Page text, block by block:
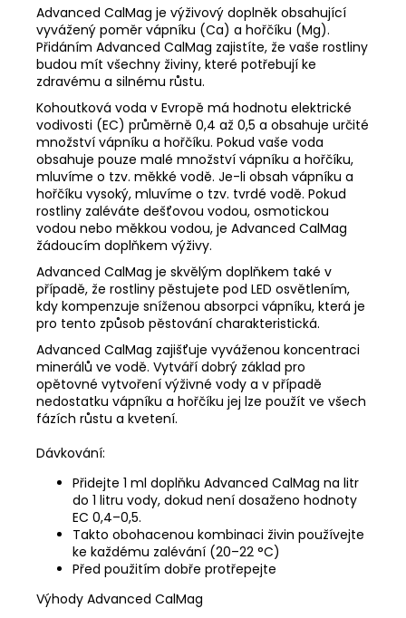
Advanced CalMag je výživový doplněk obsahující
vyvážený poměr vápníku (Ca) a hořčíku (Mg).
Přidáním Advanced CalMag zajistíte, že vaše rostliny
budou mít všechny živiny, které potřebují ke
zdravému a silnému růstu.
Kohoutková voda v Evropě má hodnotu elektrické
vodivosti (EC) průměrně 0,4 až 0,5 a obsahuje určité
množství vápníku a hořčíku. Pokud vaše voda
obsahuje pouze malé množství vápníku a hořčíku,
mluvíme o tzv. měkké vodě. Je-li obsah vápníku a
hořčíku vysoký, mluvíme o tzv. tvrdé vodě. Pokud
rostliny zaléváte dešťovou vodou, osmotickou
vodou nebo měkkou vodou, je Advanced CalMag
žádoucím doplňkem výživy.
Advanced CalMag je skvělým doplňkem také v
případě, že rostliny pěstujete pod LED osvětlením,
kdy kompenzuje sníženou absorpci vápníku, která je
pro tento způsob pěstování charakteristická.
Advanced CalMag zajišťuje vyváženou koncentraci
minerálů ve vodě. Vytváří dobrý základ pro
opětovné vytvoření výživné vody a v případě
nedostatku vápníku a hořčíku jej lze použít ve všech
fázích růstu a kvetení.
Dávkování:
Přidejte 1 ml doplňku Advanced CalMag na litr
do 1 litru vody, dokud není dosaženo hodnoty
EC 0,4–0,5.
Takto obohacenou kombinaci živin používejte
ke každému zalévání (20–22 °C)
Před použitím dobře protřepejte
Výhody Advanced CalMag